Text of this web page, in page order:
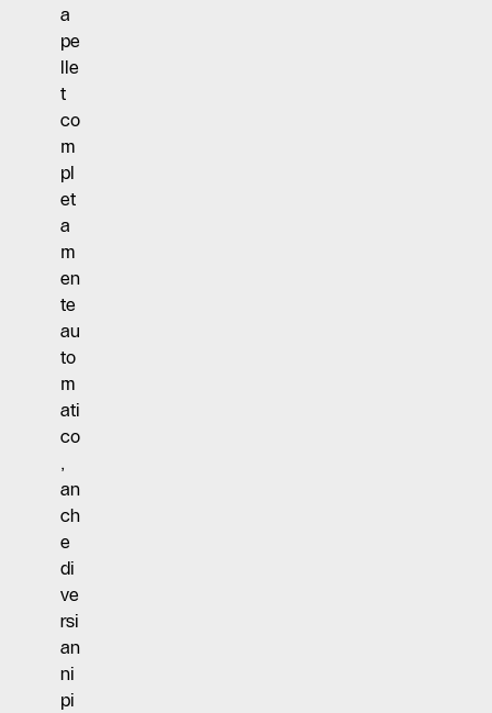
a
pe
lle
t
co
m
pl
et
a
m
en
te
au
to
m
ati
co
,
an
ch
e
di
ve
rsi
an
ni
pi